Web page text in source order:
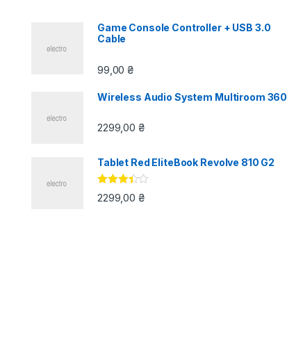
Game Console Controller + USB 3.0
Cable
99,00₴
Wireless Audio System Multiroom 360
2299,00 ₴
Tablet Red EliteBook Revolve 810 G2
Оцінено
в3.33з
2299,00 ₴